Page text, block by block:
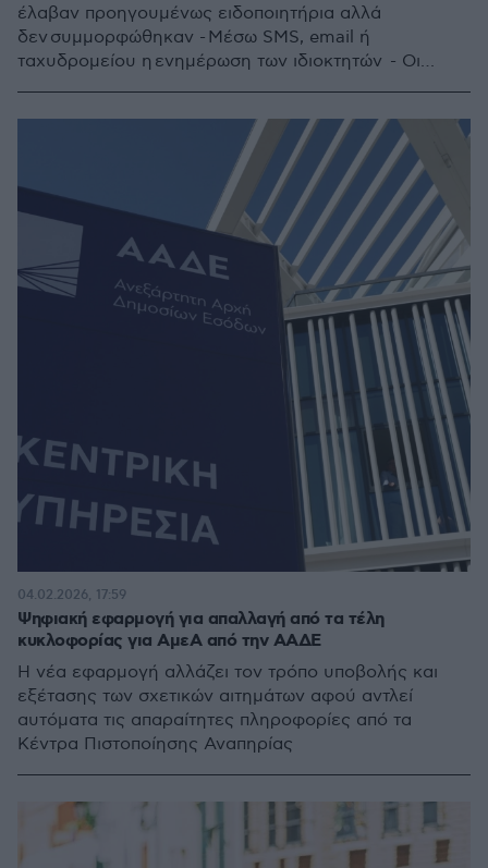
έλαβαν προηγουμένως ειδοποιητήρια αλλά
δεν συμμορφώθηκαν - Μέσω SMS, email ή
ταχυδρομείου η ενημέρωση των ιδιοκτητών - Οι
Ψηφιακή εφαρμογή για απαλλαγή από τα τέλη
κυκλοφορίας για ΑμεΑ από την ΑΑΔΕ
Η νέα εφαρμογή αλλάζει τον τρόπο υποβολής και
εξέτασης των σχετικών αιτημάτων αφού αντλεί
αυτόματα τις απαραίτητες πληροφορίες από τα
Κέντρα Πιστοποίησης Αναπηρίας
04.02.2026, 17:59